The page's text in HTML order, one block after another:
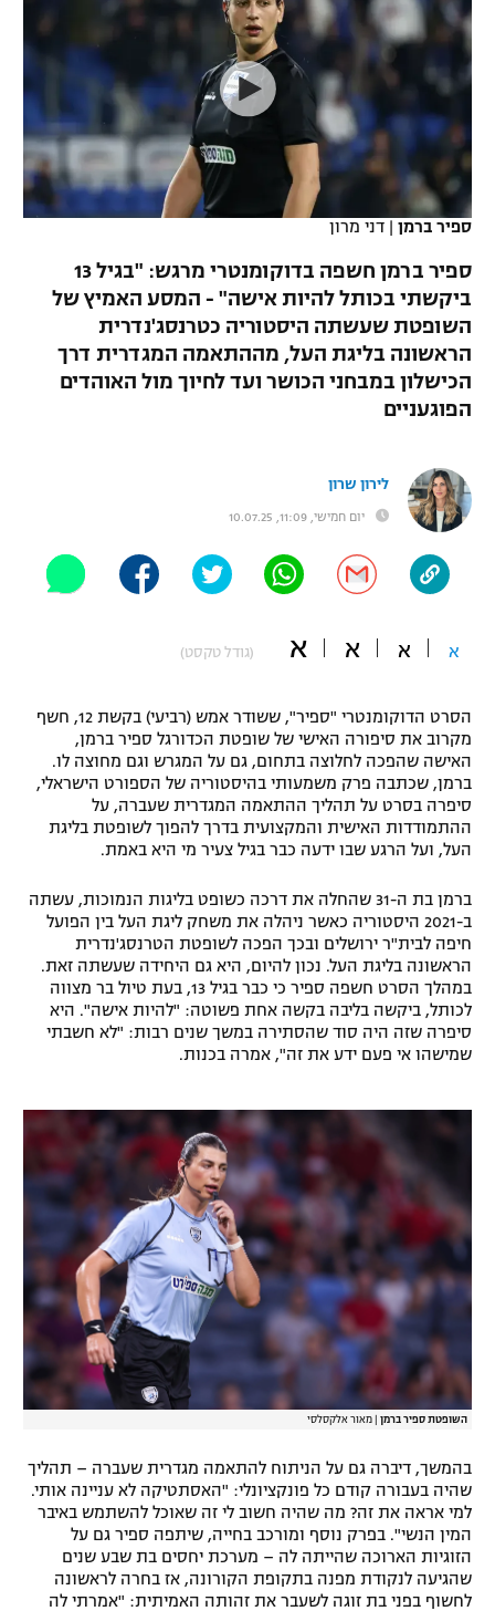
VOD
רץ ברשת
תוצאות
לוח שידורים
ברחבה
"מחצית בשכונה" – פודקאסט
משתתפים וזוכים בפרסים
תקנון משתתפים וזוכים בפרסים
תקנון עבור פעילות אלקטרה
תקנון עבור פעילות ספורט 1 – "מרלן"
גיימינג E-Sports
תנאי שימוש
מדיניות פרטיות
תקנון פעילות ספורט 1
רשיון להקרנה פומבית לבית עסק
לוח דרושים – ג'ובנט
תגיות
המגזין
נבחרת ישראל
מכבי חיפה
בית"ר ירושלים
מכבי תל אביב
הפועל תל אביב
הפועל חיפה
הפועל באר שבע
מכבי נתניה
ליגה ספרדית
ליגה איטלקית
ליגה צרפתית
ליגה הולנדית
ליגה טורקית
ליגה ברזילאית
ליגות נוספות
כדורסל נשים
מכבי תל אביב
הפועל חולון
הפועל ירושלים
דני אבדיה
יורוליג
יורוקאפ
טניס
כדוריד
כדורעף
שחייה
ג'ודו
אגרוף
ספורט אולימפי
היאבקות WWE
ספורט מוטורי
כדורמים
בייסבול MLB
ספורט אתגרי ואקסטרים
אומנויות לחימה
גיימינג E-Sports
ספיר ברמן | דני מרון
ספיר ברמן חשפה בדוקומנטרי מרגש: "בגיל 13
ביקשתי בכותל להיות אישה" - המסע האמיץ של
השופטת שעשתה היסטוריה כטרנסג'נדרית
הראשונה בליגת העל, מההתאמה המגדרית דרך
הכישלון במבחני הכושר ועד לחיוך מול האוהדים
הפוגעניים
לירון שרון
יום חמישי, 11:09, 10.07.25
א א א א (גודל טקסט)
הסרט הדוקומנטרי "ספיר", ששודר אמש (רביעי) בקשת 12, חשף
מקרוב את סיפורה האישי של שופטת הכדורגל ספיר ברמן,
האישה שהפכה לחלוצה בתחום, גם על המגרש וגם מחוצה לו.
ברמן, שכתבה פרק משמעותי בהיסטוריה של הספורט הישראלי,
סיפרה בסרט על תהליך ההתאמה המגדרית שעברה, על
ההתמודדות האישית והמקצועית בדרך להפוך לשופטת בליגת
העל, ועל הרגע שבו ידעה כבר בגיל צעיר מי היא באמת.
ברמן בת ה-31 שהחלה את דרכה כשופט בליגות הנמוכות, עשתה
ב-2021 היסטוריה כאשר ניהלה את משחק ליגת העל בין הפועל
חיפה לבית"ר ירושלים ובכך הפכה לשופטת הטרנסג'נדרית
הראשונה בליגת העל. נכון להיום, היא גם היחידה שעשתה זאת.
במהלך הסרט חשפה ספיר כי כבר בגיל 13, בעת טיול בר מצווה
לכותל, ביקשה בליבה בקשה אחת פשוטה: "להיות אישה". היא
סיפרה שזה היה סוד שהסתירה במשך שנים רבות: "לא חשבתי
שמישהו אי פעם ידע את זה", אמרה בכנות.
השופטת ספיר ברמן מאור אלקסלסי
בהמשך, דיברה גם על הניתוח להתאמה מגדרית שעברה – תהליך
שהיה בעבורה קודם כל פונקציונלי: "האסתטיקה לא עניינה אותי.
למי אראה את זה? מה שהיה חשוב לי זה שאוכל להשתמש באיבר
המין הנשי". בפרק נוסף ומורכב בחייה, שיתפה ספיר גם על
הזוגיות הארוכה שהייתה לה – מערכת יחסים בת שבע שנים
שהגיעה לנקודת מפנה בתקופת הקורונה, אז בחרה לראשונה
לחשוף בפני בת זוגה לשעבר את זהותה האמיתית: "אמרתי לה